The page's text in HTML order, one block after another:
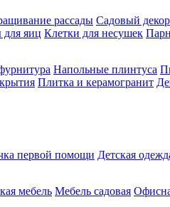
рассады Садовый декор
яиц Клетки для несушек
Напольные плинтуса
Плитка и керамогранит
первой помощи Детская
мебель Мебель садовая